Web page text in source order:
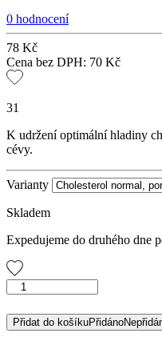
0 hodnocení
78 Kč
Cena bez DPH: 70 Kč
31
K udržení optimální hladiny
cévy.
Varianty
Skladem
Expedujeme do druhého dne
Cholesterol
porcovaná
směs,
Přidat do košíkuPřidáno